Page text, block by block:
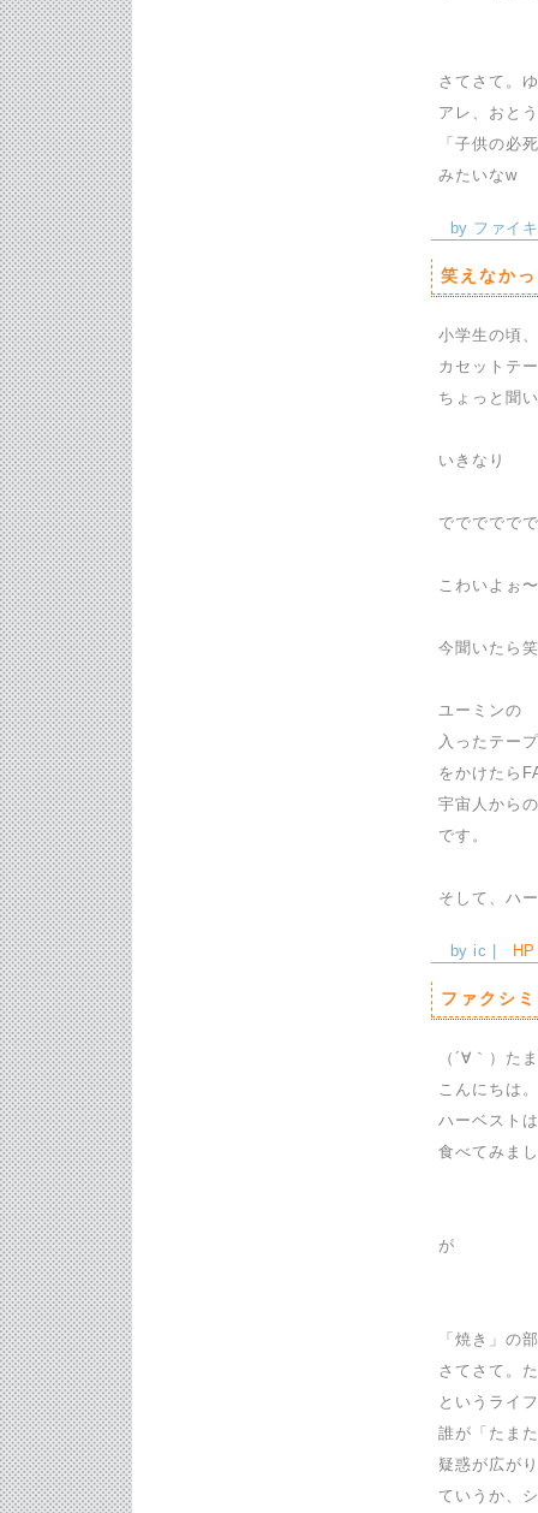
さてさて。
アレ、おと
「子供の必
みたいなw
by ファイキ
笑えなか
小学生の頃
カセットテ
ちょっと聞
いきなり
ででででで
こわいよぉ
今聞いたら
ユーミンの
入ったテー
をかけたら
宇宙人から
です。
そして、ハ
by ic | HP
ファクシ
（´∀｀）た
こんにちは
ハーベスト
食べてみま
が
「焼き」の
さてさて。
というライ
誰が「たま
疑惑が広が
ていうか、